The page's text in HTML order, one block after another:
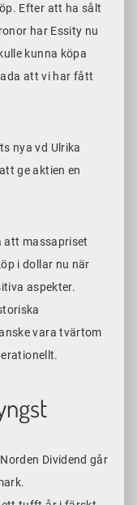
Efter att ha sålt
har Essity nu
kunna köpa
att vi har fått
nya vd Ulrika
ge aktien en
att massapriset
i dollar nu när
aspekter.
vara tvärtom
Dividend går